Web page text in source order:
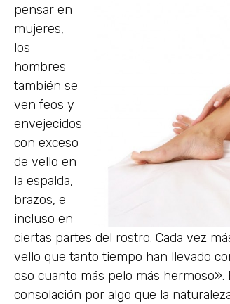
pensar en
mujeres,
los
hombres
también se
ven feos y
envejecidos
con exceso
de vello en
la espalda,
brazos, e
incluso en
ciertas partes del rostro. Cada vez
vello que tanto tiempo han llevado
oso cuanto más pelo más
consolación por algo que la